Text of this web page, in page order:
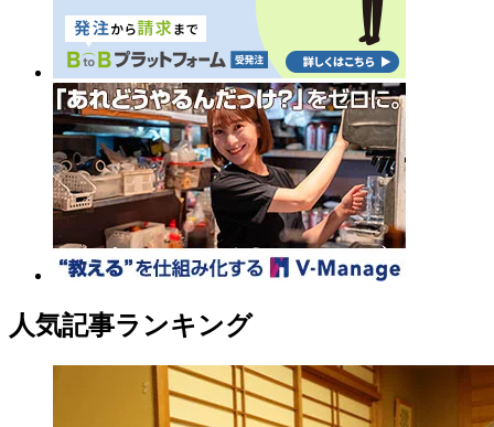
人気記事ランキング